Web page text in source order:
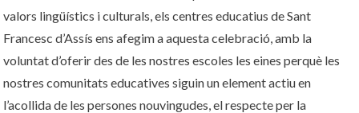
valors lingüístics i culturals, els centres educatius de Sant
Francesc d’Assís ens afegim a aquesta celebració, amb la
voluntat d’oferir des de les nostres escoles les eines perquè les
nostres comunitats educatives siguin un element actiu en
l’acollida de les persones nouvingudes, el respecte per la